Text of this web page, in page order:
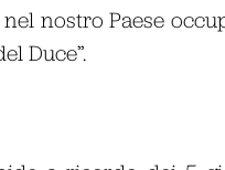
nostro Paese
Duce”.